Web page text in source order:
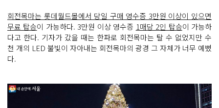
회전목마는 롯데월드몰에서 당일 구매 영수증 3만원 이상이 있으면
무료 탑승이 가능하다. 3만원 이상 영수증 1매당 2인 탑승이 가능하
다고 한다. 기자가 갔을 때는 한파로 회전목마는 탈 수 없었지만 수
천 개의 LED 불빛이 자아내는 회전목마의 광경 그 자체가 너무 예뻤
다.